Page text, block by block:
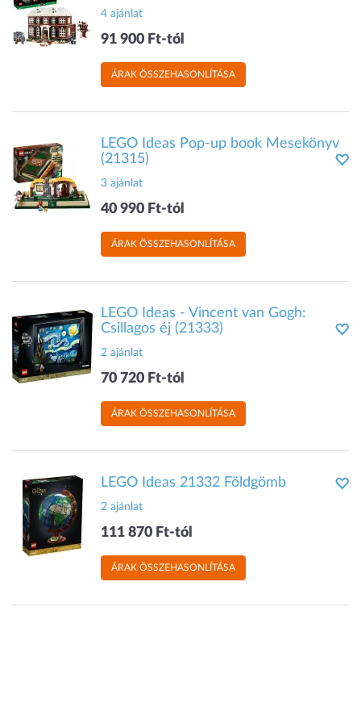
4 ajánlat
91 900 Ft-tól
ÁRAK ÖSSZEHASONLÍTÁSA
LEGO Ideas Pop-up book Mesekönyv
(21315)
3 ajánlat
40 990 Ft-tól
ÁRAK ÖSSZEHASONLÍTÁSA
LEGO Ideas - Vincent van Gogh:
Csillagos éj (21333)
2 ajánlat
70 720 Ft-tól
ÁRAK ÖSSZEHASONLÍTÁSA
LEGO Ideas 21332 Földgömb
2 ajánlat
111 870 Ft-tól
ÁRAK ÖSSZEHASONLÍTÁSA